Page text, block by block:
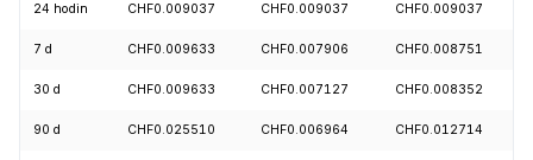
24 hodin CHF0.009037 CHF0.009037 CHF0.009037
7 d CHF0.009633 CHF0.007906 CHF0.008751
30 d CHF0.009633 CHF0.007127 CHF0.008352
90 d CHF0.025510 CHF0.006964 CHF0.012714